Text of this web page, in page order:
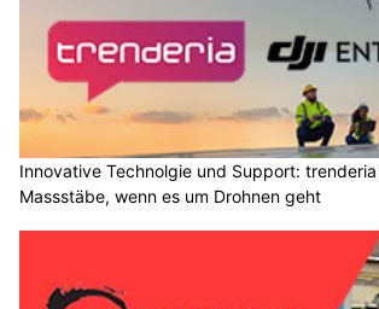
Innovative Technolgie und Support:
Massstäbe, wenn es um Drohnen geht